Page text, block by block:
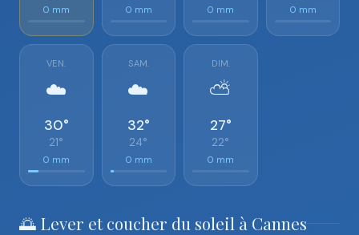
0 mm 0 mm 0 mm 0 mm
VEN.
☁️
30°
21°
0 mm
SAM.
☁️
32°
24°
0 mm
DIM.
⛅
27°
22°
0 mm
🌅 Lever et coucher du soleil à Cannes